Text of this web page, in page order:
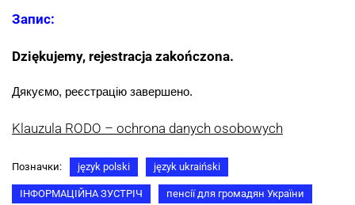
Запис:
Dziękujemy, rejestracja zakończona.
Дякуємо, реєстрацію завершено.
Klauzula RODO – ochrona danych osobowych
Позначки: język polski język ukraiński
ІНФОРМАЦІЙНА ЗУСТРІЧ пенсії для громадян України